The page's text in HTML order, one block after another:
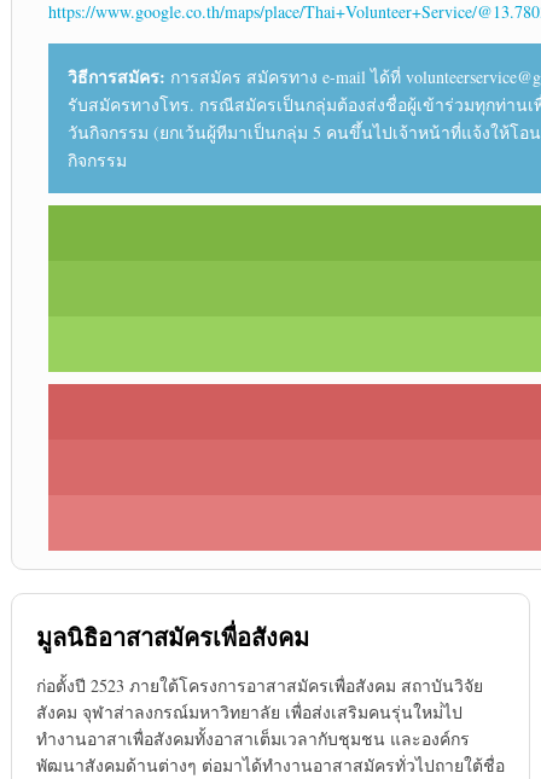
https://www.google.co.th/maps/place/Thai+Volunteer+Service/
วิธีการสมัคร: การสมัคร สมัครทาง e-mail ได้ที่
รับสมัครทางโทร. กรณีสมัครเป็นกลุ่มต้องส่งชื่อผู้เข้าร่วมทุกท่า
วันกิจกรรม (ยกเว้นผู้ทีมาเป็นกลุ่ม 5 คนขึ้นไปเจ้าหน้าที่แจ้งให้
กิจกรรม
มูลนิธิอาสาสมัครเพื่อสังคม
ก่อตั้งปี 2523 ภายใต้โครงการอาสาสมัครเพื่อสังคม สถาบันวิจัย
สังคม จุฬาส่าลงกรณ์มหาวิทยาลัย เพื่อส่งเสริมคนรุ่นใหม่่ไป
ทำงานอาสาเพื่อสังคมทั้งอาสาเต็มเวลากับชุมชน และองค์กร
พัฒนาสังคมด้านต่างๆ ต่อมาได้ทำงานอาสาสมัครทั่วไปถายใต้ชื่อ